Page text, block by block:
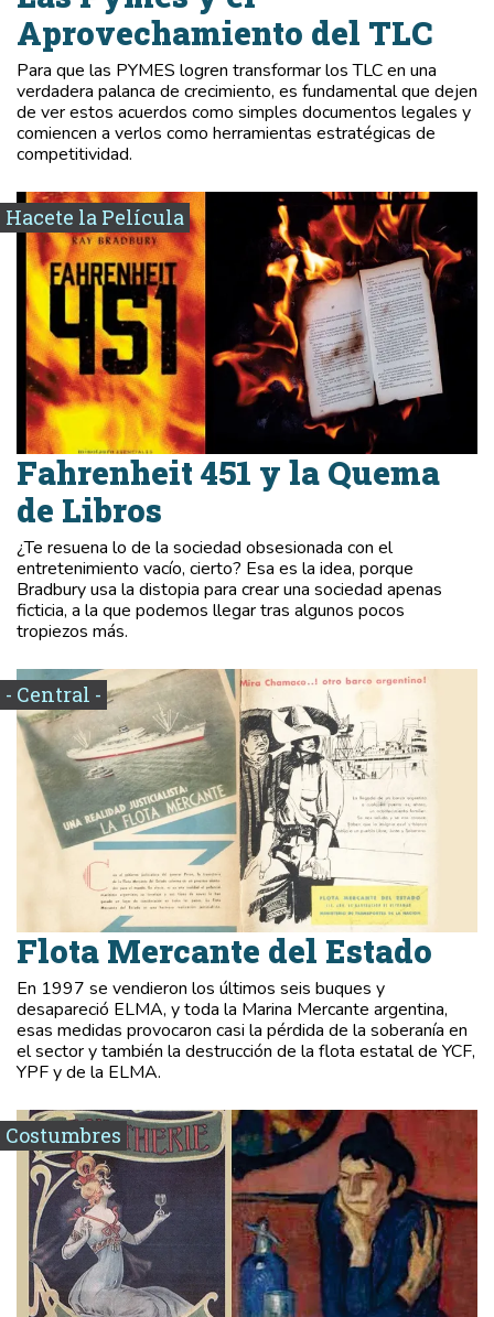
Aprovechamiento del TLC
Para que las PYMES logren transformar los TLC en una
verdadera palanca de crecimiento, es fundamental que dejen
de ver estos acuerdos como simples documentos legales y
comiencen a verlos como herramientas estratégicas de
competitividad.
Hacete la Película
Fahrenheit 451 y la Quema
de Libros
¿Te resuena lo de la sociedad obsesionada con el
entretenimiento vacío, cierto? Esa es la idea, porque
Bradbury usa la distopia para crear una sociedad apenas
ficticia, a la que podemos llegar tras algunos pocos
tropiezos más.
- Central -
Flota Mercante del Estado
En 1997 se vendieron los últimos seis buques y
desapareció ELMA, y toda la Marina Mercante argentina,
esas medidas provocaron casi la pérdida de la soberanía en
el sector y también la destrucción de la flota estatal de YCF,
YPF y de la ELMA.
Costumbres